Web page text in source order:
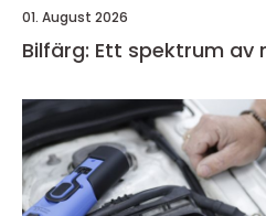
01. August 2026
Bilfärg: Ett spektrum av